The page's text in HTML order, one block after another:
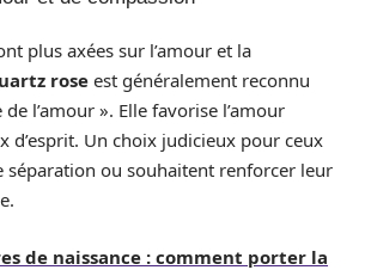
plus axées sur l’amour et la
rose est généralement reconnu
l’amour ». Elle favorise l’amour
d’esprit. Un choix judicieux pour ceux
séparation ou souhaitent renforcer leur
de naissance : comment porter la